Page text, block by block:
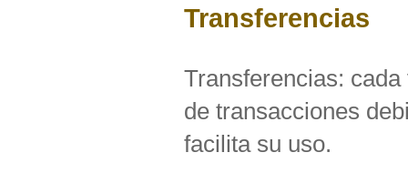
Transferencias
Transferencias:
de transacciones
facilita su uso.